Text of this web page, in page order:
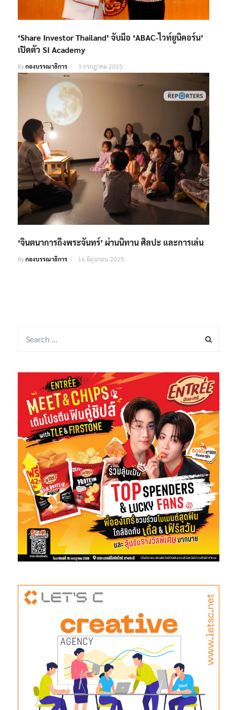
‘Share Investor Thailand’ จับมือ ‘ABAC-ไวท์ยูนิคอร์น’
เปิดตัว SI Academy
Byกองบรรณาธิการ 3 กรกฎาคม 2025
‘จินตนาการถึงพระจันทร์’ ผ่านนิทาน ศิลปะ และการเล่น
Byกองบรรณาธิการ 16 มิถุนายน 2025